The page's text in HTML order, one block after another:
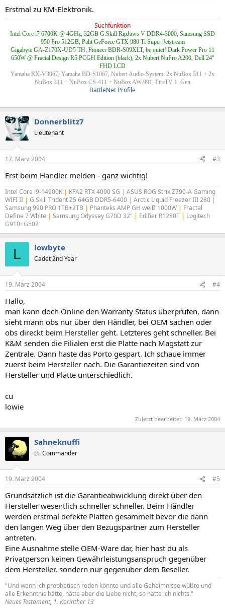
Erstmal zu KM-Elektronik.
Suchfunktion
Intel Core i7 6700K @ 4GHz, 32GB G.Skill RipJaws V DDR4-3000, Samsung SSD
950 Pro 512GB, Palit GeForce GTX 980 Ti Super Jetstream
Gigabyte GA-Z170X-UD5 TH, Pioneer BDR-S09XLT, be quiet! Dark Power Pro 11
650W @ Fractal Design R5 PCGH Edition (black), 2x Nubert NuPro A200, Dell 24"
FHD LCD
Yamaha RX-V3067, Yamaha BD-S1067, Nubert Audio-System: 2x NuBox 511 + 2x
NuBox 311 + NuBox CS-411 + NuBox AW-991, FireTV 1. Gen
BattleNet Profile
Donnerblitz7
Lieutenant
17. März 2004 #3
Erst beim Händler melden - ganz wichtig!
Intel Core i9-14900K | KFA2 RTX 4090 SG | ASUS ROG Strix Z790-A Gaming
WIFI II | G.Skill Trident Z5 64GB DDR5-6400 | Arctic Liquid Freezer III 280 |
Samsung 990 PRO 1TB+2TB | Phanteks AMP GH weiß 1000W | Fractal
Define 7 White | Samsung Odyssey G70D 32" | Edifier R1280T | Logitech
G910+G502
L lowbyte
Cadet 2nd Year
19. März 2004 #4
Hallo,
man kann doch Online den Warranty Status überprüfen, dann
sieht mann obs nur über den Händler, bei OEM sachen oder
obs direckt beim Hersteller geht. Letzteres geht schneller. Bei
K&M senden die Filialen erst die Platte nach Magstatt zur
Zentrale. Dann haste das Porto gespart. Ich schaue immer
zuerst beim Hersteller nach. Die Garantiezeiten sind von
Hersteller und Platte unterschiedlich.
cu
lowie
Zuletzt bearbeitet: 19. März 2004
Sahneknuffi
Lt. Commander
19. März 2004 #5
Grundsätzlich ist die Garantieabwicklung direkt über den
Hersteller wesentlich schneller schneller. Beim Händler
werden erstmal defekte Platten gesammelt bevor die dann
den langen Weg über den Bezugspartner zum Hersteller
antreten.
Eine Ausnahme stelle OEM-Ware dar, hier hast du als
Privatperson keinen Gewährleistungsanspruch gegenüber
dem Hersteller, sondern nur gegenüber dem Reseller.
"Und wenn ich prophetisch reden könnte und alle Geheimnisse wüßte und
alle Erkenntnis hätte, hätte aber die Liebe nicht, so hätte ich nichts."
Neues Testament, 1. Korinther 13